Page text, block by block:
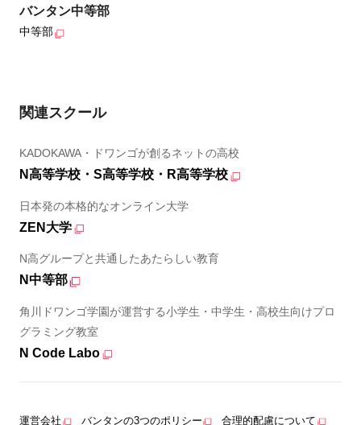
バンタン中等部
中等部
関連スクール
KADOKAWA・ドワンゴが創るネットの高校
N高等学校・S高等学校・R高等学校
日本発の本格的なオンライン大学
ZEN大学
N高グループと共通したあたらしい教育
N中等部
角川ドワンゴ学園が運営する小学生・中学生・高校生向けプロ
グラミング教室
N Code Labo
運営会社 バンタンの3つのポリシー 合理的配慮について